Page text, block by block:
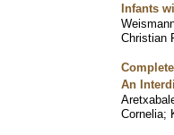
Infants
Christian
An
Cornelia;